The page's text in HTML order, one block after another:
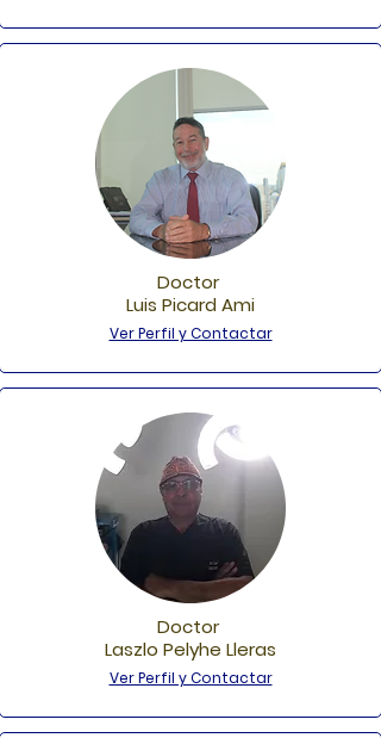
Doctor
Luis Picard Ami
Ver Perfil y Contactar
Doctor
Laszlo Pelyhe Lleras
Ver Perfil y Contactar